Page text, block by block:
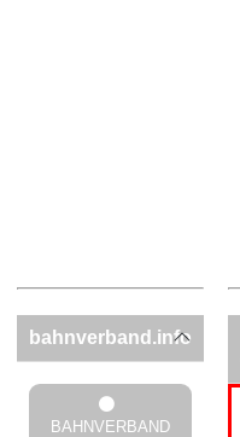
bahnverband.info
BAHNVERBAND